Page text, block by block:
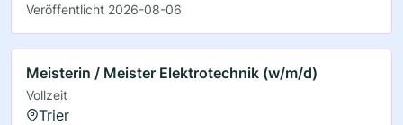
Veröffentlicht 2026-08-06
Meisterin / Meister Elektrotechnik (w/m/d)
Vollzeit
Trier